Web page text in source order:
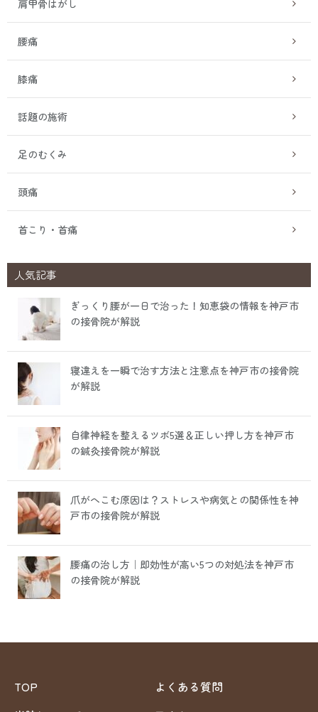
肩甲骨はがし
腰痛
膝痛
話題の施術
足のむくみ
頭痛
首こり・首痛
人気記事
ぎっくり腰が一日で治った！知恵袋の情報を神戸市
の接骨院が解説
寝違えを一瞬で治す方法と注意点を神戸市の接骨院
が解説
自律神経を整えるツボ5選＆正しい押し方を神戸市
の鍼灸接骨院が解説
爪がへこむ原因は？ストレスや病気との関係性を神
戸市の接骨院が解説
腰痛の治し方｜即効性が高い5つの対処法を神戸市
の接骨院が解説
TOP
よくある質問